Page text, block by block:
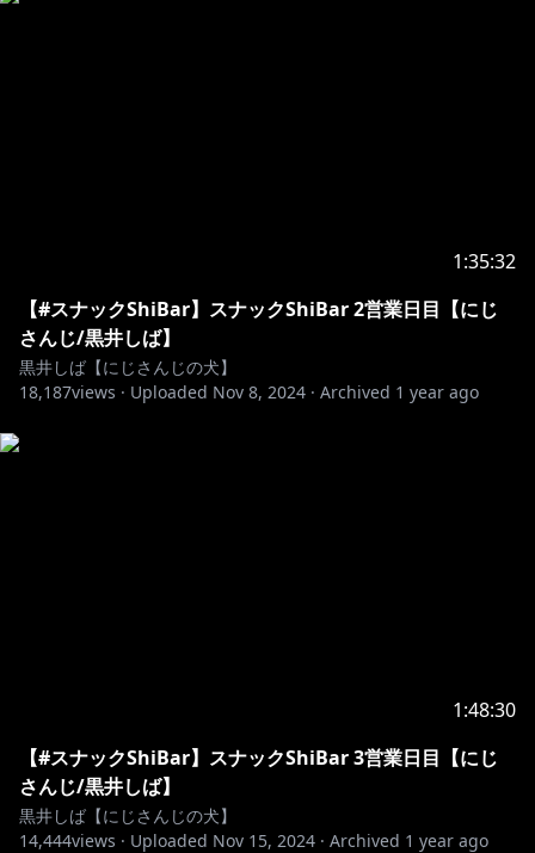
1:35:32
【#スナックShiBar】スナックShiBar 2営業日目【にじ
さんじ/黒井しば】
黒井しば【にじさんじの犬】
18,187views · Uploaded Nov 8, 2024 · Archived 1 year ago
1:48:30
【#スナックShiBar】スナックShiBar 3営業日目【にじ
さんじ/黒井しば】
黒井しば【にじさんじの犬】
14,444views · Uploaded Nov 15, 2024 · Archived 1 year ago